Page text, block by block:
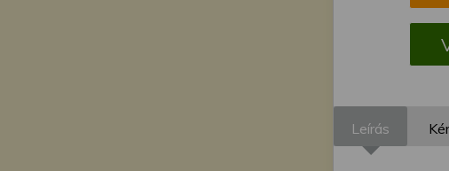
Leírás